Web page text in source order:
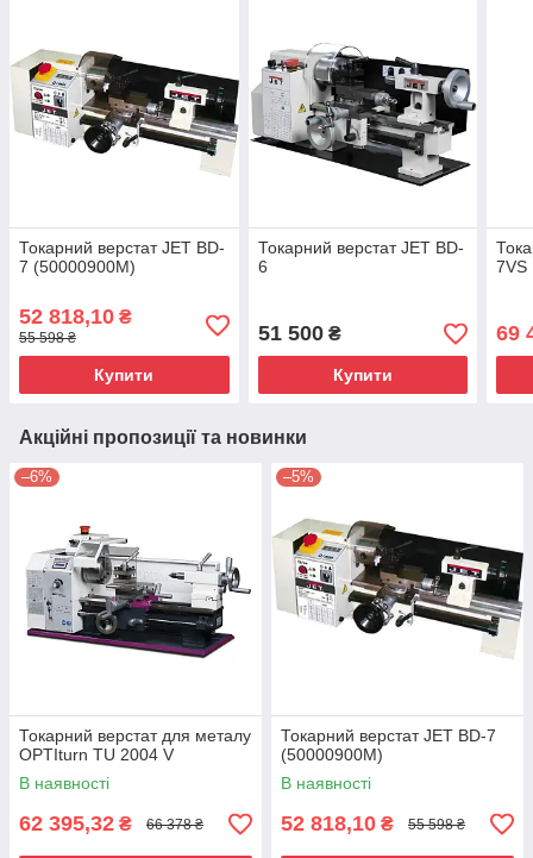
Токарний верстат JET BD-
7 (50000900M)
52 818,10 ₴
55 598 ₴
Купити
Токарний верстат JET BD-
6
51 500₴
Купити
7VS
69
Акційні пропозиції та новинки
–6%
Токарний верстат для металу
OPTIturn TU 2004 V
В наявності
62 395,32 ₴ 66 378 ₴
–5%
Токарний верстат JET BD-7
(50000900M)
В наявності
52 818,10 ₴ 55 598 ₴